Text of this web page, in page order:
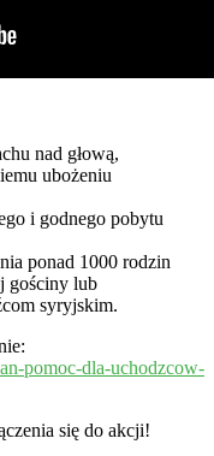
nad głową,
ubożeniu
i godnego pobytu
ponad 1000 rodzin
gościny lub
syryjskim.
pomoc-dla-uchodzcow-
się do akcji!